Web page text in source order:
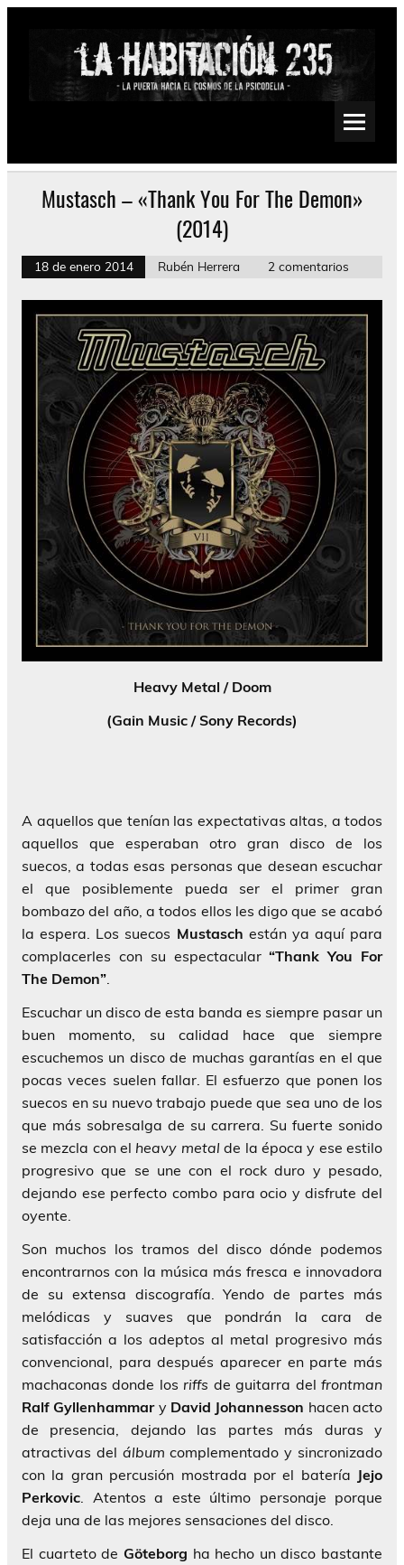
Saltar
Psychedelic, Stoner, Doom, Sludge, Fuzz, Space, Drone
Mustasch – «Thank You For The Demon»
(2014)
18 de enero 2014 Rubén Herrera 2 comentarios
Heavy Metal / Doom
(Gain Music / Sony Records)
A aquellos que tenían las expectativas altas, a todos
aquellos que esperaban otro gran disco de los
suecos, a todas esas personas que desean escuchar
el que posiblemente pueda ser el primer gran
bombazo del año, a todos ellos les digo que se acabó
la espera. Los suecos Mustasch están ya aquí para
complacerles con su espectacular“Thank You For
The Demon”
Escuchar un disco de esta banda es siempre pasar un
buen momento, su calidad hace que siempre
escuchemos un disco de muchas garantías en el que
pocas veces suelen fallar. El esfuerzo que ponen los
suecos en su nuevo trabajo puede que sea uno de los
que más sobresalga de su carrera. Su fuerte sonido
se mezcla con el heavy metalde la época y ese estilo
progresivo que se une con el rock duro y pesado,
dejando ese perfecto combo para ocio y disfrute del
oyente.
Son muchos los tramos del disco dónde podemos
encontrarnos con la música más fresca e innovadora
de su extensa discografía. Yendo de partes más
melódicas y suaves que pondrán la cara de
satisfacción a los adeptos al metal progresivo más
convencional, para después aparecer en parte más
machaconas donde los riffs de guitarra delfrontman
Ralf Gyllenhammary David Johannesson hacen acto
de presencia, dejando las partes más duras y
atractivas del álbum complementado y sincronizado
con la gran percusión mostrada por el batería Jejo
Perkovic . Atentos a este último personaje porque
deja una de las mejores sensaciones del disco.
El cuarteto de Göteborg ha hecho un disco bastante